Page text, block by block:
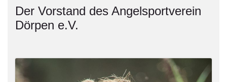
Der Vorstand des Angelsportverein
Dörpen e.V.